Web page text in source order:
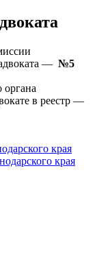
— №5
органа
в реестр —
края
края